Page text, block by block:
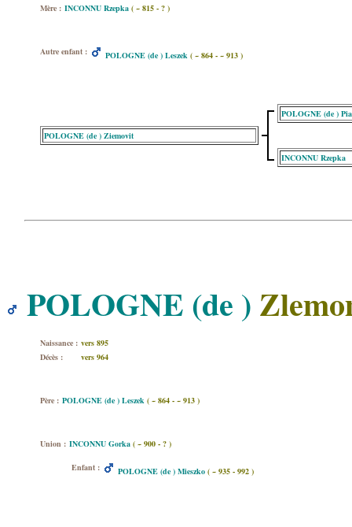
Mère : INCONNU Rzepka ( ~ 815 - ? )
Autre enfant : POLOGNE (de ) Leszek ( ~ 864 - ~ 913 )
POLOGNE (de ) Ziemovit
POLOGNE (de )
INCONNU Rzepka
POLOGNE (de )
Naissance : vers 895
Décès :
vers 964
Père : POLOGNE (de ) Leszek ( ~ 864 - ~ 913 )
Union : INCONNU Gorka ( ~ 900 - ? )
Enfant : POLOGNE (de ) Mieszko ( ~ 935 - 992 )